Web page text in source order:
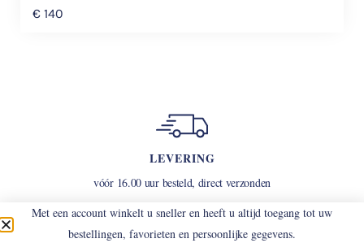
€ 140
LEVERING
vóór 16.00 uur besteld, direct verzonden
Met een account winkelt u sneller en heeft u altijd toegang tot uw
bestellingen, favorieten en persoonlijke gegevens.